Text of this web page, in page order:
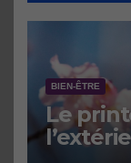
BIEN-ÊTRE
Le